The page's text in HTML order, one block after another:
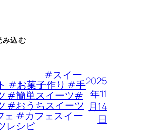
み込む
#スイー
#お菓子作り #手
#簡単スイーツ#
#おうちスイーツ
ェ #カフェスイー
レシピ
2025
年11
月14
日